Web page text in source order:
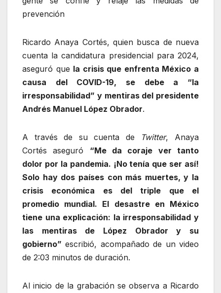
prevención
Ricardo Anaya Cortés, quien busca de nueva
cuenta la candidatura presidencial para 2024,
aseguró que la crisis que enfrenta México a
causa del COVID-19, se debe a “la
irresponsabilidad” y mentiras del presidente
Andrés Manuel López Obrador.
A través de su cuenta de Twitter, Anaya
Cortés aseguró “Me da coraje ver tanto
dolor por la pandemia. ¡No tenía que ser así!
Solo hay dos países con más muertes, y la
crisis económica es del triple que el
promedio mundial. El desastre en México
tiene una explicación: la irresponsabilidad y
las mentiras de López Obrador y su
gobierno” escribió, acompañado de un video
de 2:03 minutos de duración.
Al inicio de la grabación se observa a Ricardo